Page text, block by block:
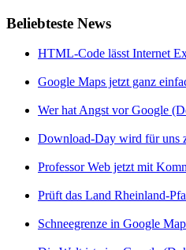
Beliebteste News
HTML-Code lässt Internet
Google Maps jetzt ganz
Wer hat Angst vor Google
Download-Day wird für uns
Professor Web jetzt mit
Prüft das Land Rheinland-
Schneegrenze in Google